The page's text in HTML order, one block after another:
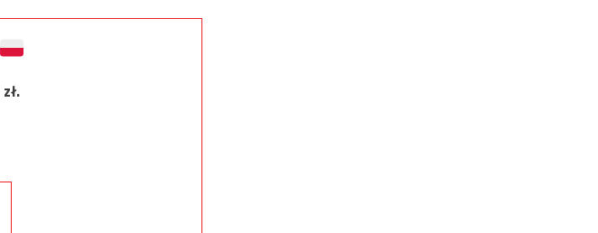
zł.